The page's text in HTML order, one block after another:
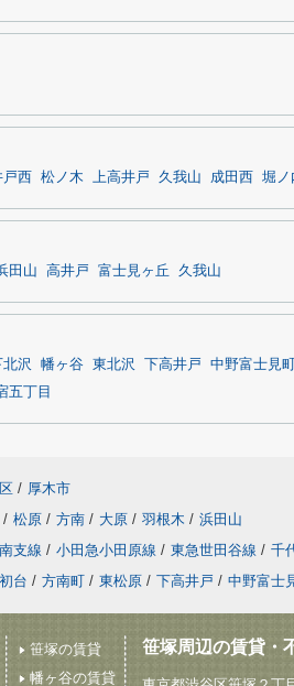
戸西 松ノ木 上高井戸 久我山 成田西 堀ノ
田山 高井戸 富士見ヶ丘 久我山
北沢 幡ヶ谷 東北沢 下高井戸 中野富士見町
五丁目
/ 厚木市
/ 松原 / 方南 / 大原 / 羽根木 / 浜田山
支線 / 小田急小田原線 / 東急世田谷線 / 千
初台 / 方南町 / 東松原 / 下高井戸 / 中野富士
笹塚の賃貸
幡ヶ谷の賃貸
笹塚周辺の賃貸・